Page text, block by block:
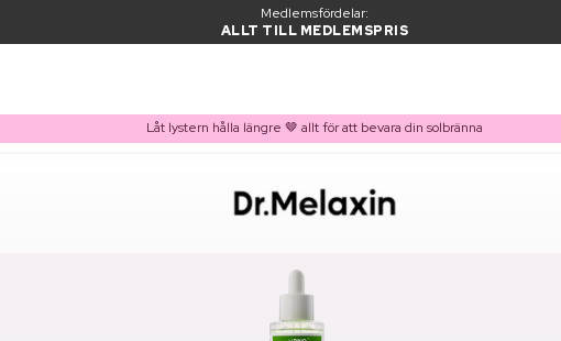
Medlemsfördelar:
ALLT TILL MEDLEMSPRIS
Låt lystern hålla längre 🤎 allt för att bevara din solbränna